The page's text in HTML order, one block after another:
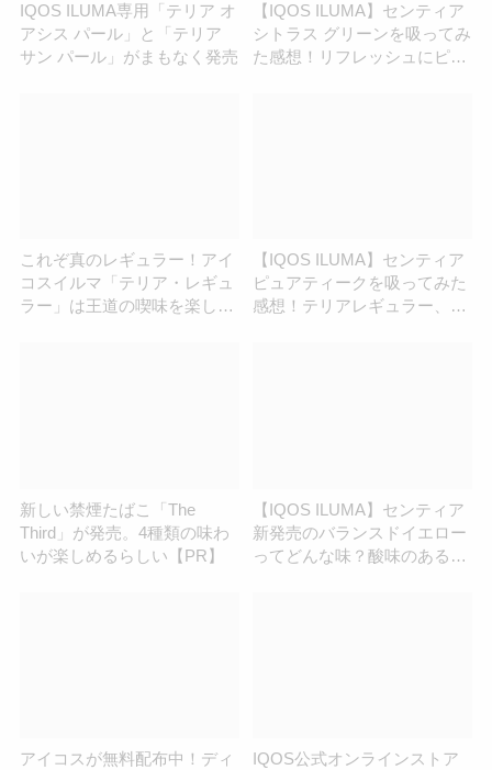
IQOS ILUMA専用「テリア オ
アシス パール」と「テリア
サン パール」がまもなく発売
【IQOS ILUMA】センティア
シトラス グリーンを吸ってみ
た感想！リフレッシュにピッ
これぞ真のレギュラー！アイ
コスイルマ「テリア・レギュ
ラー」は王道の喫味を楽しめ
【IQOS ILUMA】センティア
ピュアティークを吸ってみた
感想！テリアレギュラー、セ
新しい禁煙たばこ「The
Third」が発売。4種類の味わ
いが楽しめるらしい【PR】
【IQOS ILUMA】センティア
新発売のバランスドイエロー
ってどんな味？酸味のある味
アイコスが無料配布中！ディ
IQOS公式オンラインストア